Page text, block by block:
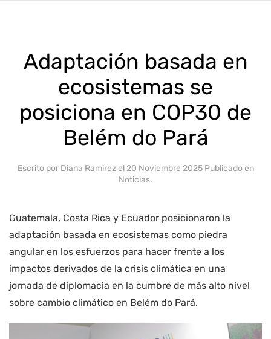
Adaptación basada en
ecosistemas se
posiciona en COP30 de
Belém do Pará
Escrito por Diana Ramirez el20 Noviembre 2025Publicado en
Noticias.
Guatemala, Costa Rica y Ecuador posicionaron la
adaptación basada en ecosistemas como piedra
angular en los esfuerzos para hacer frente a los
impactos derivados de la crisis climática en una
jornada de diplomacia en la cumbre de más alto nivel
sobre cambio climático en Belém do Pará.